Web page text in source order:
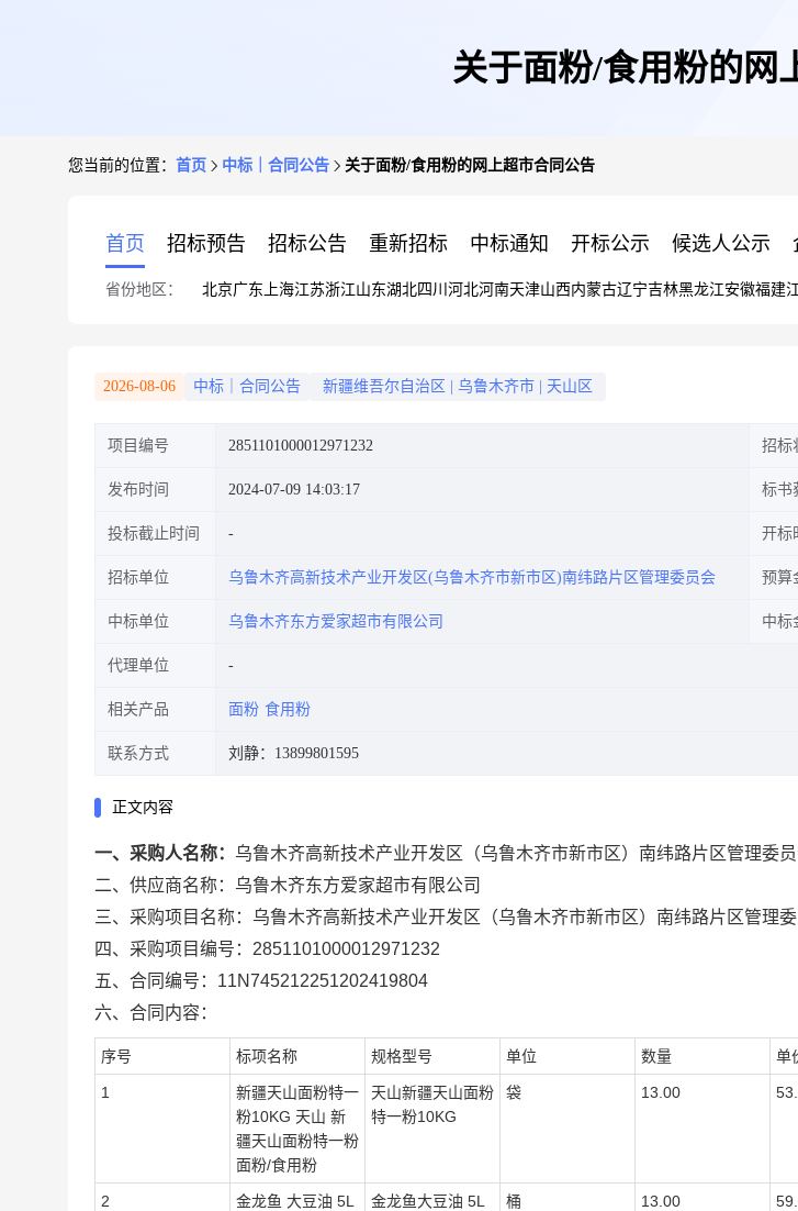
关于面粉/食用粉的网
您当前的位置： 首页 中标｜合同公告 关于面粉/食用粉的网上超市合同公告
首页 招标预告 招标公告 重新招标 中标通知 开标公示 候选人公示
省份地区： 北京广东 上海江苏浙江山东湖北四川 河北河南天津山西内蒙古辽宁吉林黑龙江安徽福建
2026-08-06 中标｜合同公告 新疆维吾尔自治区 乌鲁木齐市 天山区
项目编号 2851101000012971232 招标
发布时间 2024-07-09 14:03:17 标书
投标截止时间 开标
招标单位 乌鲁木齐高新技术产业开发区(乌鲁木齐市新市区)南纬路片区管理委员会 预算
中标单位 乌鲁木齐东方爱家超市有限公司 中标
代理单位
相关产品 面粉 食用粉
联系方式 刘静：13899801595
正文内容
一、采购人名称： 乌鲁木齐高新技术产业开发区（乌鲁木齐市新市区）南纬路片区管理委
二、供应商名称： 乌鲁木齐东方爱家超市有限公司
三、采购项目名称： 乌鲁木齐高新技术产业开发区（乌鲁木齐市新市区）南纬路片区管理
四、采购项目编号： 2851101000012971232
五、合同编号： 11N745212251202419804
六、合同内容：
序号 标项名称 规格型号 单位 数量 单
1
新疆天山面粉特一
粉10KG 天山 新
疆天山面粉特一粉
面粉/食用粉
天山新疆天山面粉
特一粉10KG
袋 13.00
2
金龙鱼 大豆油 5L
金龙鱼大豆油 5L 桶 13.00